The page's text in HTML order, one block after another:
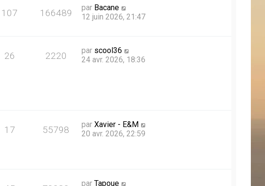
107 166489 par Bacane
12 juin 2026, 21:47
26 2220 par scool36
24 avr. 2026, 18:36
17 55798 par Xavier - E&M
20 avr. 2026, 22:59
par Tapoue